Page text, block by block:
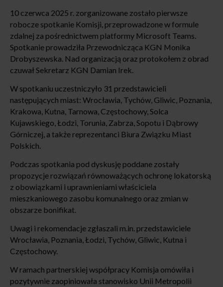
10 czerwca 2025 r. zorganizowane zostało pierwsze
robocze spotkanie Komisji, przeprowadzone w formule
zdalnej za pośrednictwem platformy Microsoft Teams.
Spotkanie prowadziła Przewodnicząca KGN Monika
Drobyszewska. Nad organizacją oraz protokołem z obrad
czuwał Sekretarz KGN Damian Irek.
W spotkaniu uczestniczyło 31 przedstawicieli
następujących miast: Wrocławia, Tychów, Gliwic, Poznania,
Krakowa, Kutna, Tarnowa, Częstochowy, Solca
Kujawskiego, Łodzi, Torunia, Zabrza, Sopotu i Dąbrowy
Górniczej, a także reprezentanci Biura Związku Miast
Polskich.
Podczas spotkania pod dyskusję poddane zostały
propozycje rozwiązań równoważących ochronę lokatorską
z obowiązkami i uprawnieniami właściciela
mieszkaniowego zasobu komunalnego oraz zmian w
obszarze bonifikat.
Uwagi i rekomendacje zgłaszali m.in. przedstawiciele
Wrocławia, Poznania, Łodzi, Tychów, Gliwic, Kutna i
Częstochowy.
W ramach partnerskiej współpracy Komisja omówiła i
pozytywnie zaopiniowała stanowisko Unii Metropolii